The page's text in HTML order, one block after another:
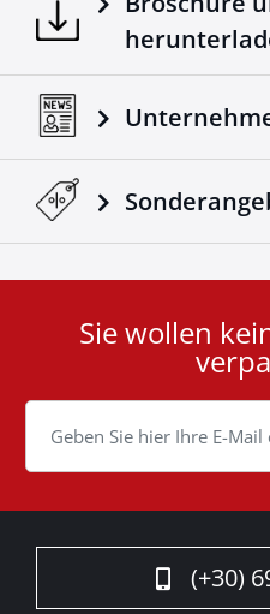
Cookie
Sie wollen
(+30)